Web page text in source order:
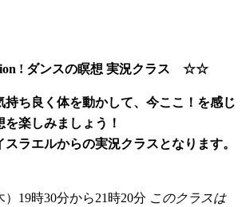
! ダンスの瞑想 実況クラス ☆☆
持ち良く体を動かして、今ここ！を感じ
楽しみましょう！
ラエルからの実況クラスとなります。
）19時30分から21時20分 このクラスは